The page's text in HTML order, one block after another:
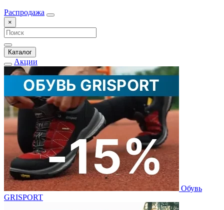
Распродажа
×
Каталог
Акции
Обувь
GRISPORT